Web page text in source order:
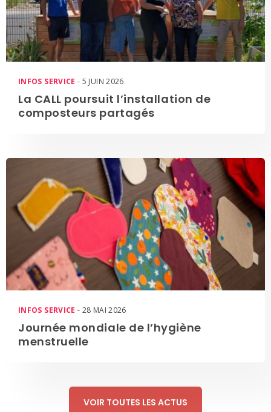
INFOS SERVICE- 5 JUIN 2026
La CALL poursuit l’installation de
composteurs partagés
INFOS SERVICE- 28 MAI 2026
Journée mondiale de l’hygiène
menstruelle
VOIR TOUTES LES ACTUS